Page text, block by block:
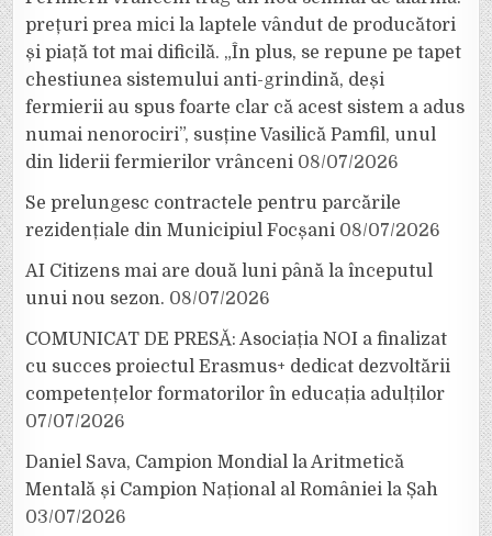
prețuri prea mici la laptele vândut de producători
și piață tot mai dificilă. „În plus, se repune pe tapet
chestiunea sistemului anti-grindină, deși
fermierii au spus foarte clar că acest sistem a adus
numai nenorociri”, susține Vasilică Pamfil, unul
din liderii fermierilor vrânceni 08/07/2026
Se prelungesc contractele pentru parcările
rezidențiale din Municipiul Focșani 08/07/2026
AI Citizens mai are două luni până la începutul
unui nou sezon. 08/07/2026
COMUNICAT DE PRESĂ: Asociația NOI a finalizat
cu succes proiectul Erasmus+ dedicat dezvoltării
competențelor formatorilor în educația adulților
07/07/2026
Daniel Sava, Campion Mondial la Aritmetică
Mentală și Campion Național al României la Șah
03/07/2026